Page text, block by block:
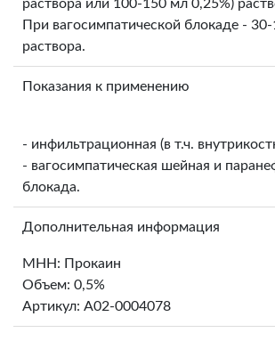
раствора или 100-150 мл 0,25%)
При вагосимпатической блокаде -
раствора.
Показания к применению
- инфильтрационная (в т.ч.
- вагосимпатическая шейная и
блокада.
Дополнительная информация
МНН: Прокаин
Объем: 0,5%
Артикул: A02-0004078